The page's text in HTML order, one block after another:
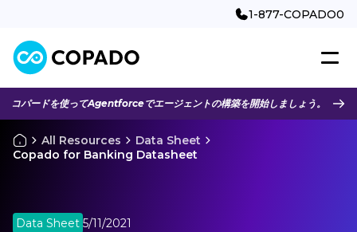
1-877-COPADO0
コパードを使ってAgentforceでエージェントの構築を開始しましょう。
All Resources
Data Sheet
Copado for Banking Datasheet
Data Sheet 5/11/2021